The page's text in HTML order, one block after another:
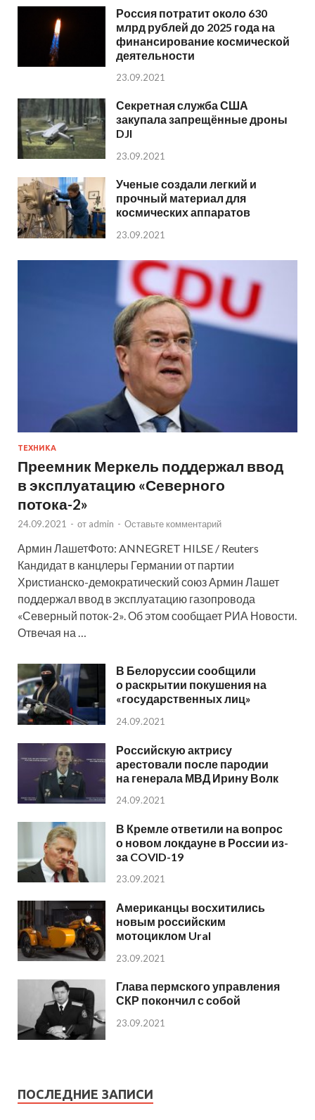
Россия потратит около 630
млрд рублей до 2025 года на
финансирование космической
деятельности
23.09.2021
Секретная служба США
закупала запрещённые дроны
DJI
23.09.2021
Ученые создали легкий и
прочный материал для
космических аппаратов
23.09.2021
ТЕХНИКА
Преемник Меркель поддержал ввод
в эксплуатацию «Северного
потока-2»
24.09.2021 - от admin - Оставьте комментарий
Армин ЛашетФото: ANNEGRET HILSE / Reuters
Кандидат в канцлеры Германии от партии
Христианско-демократический союз Армин Лашет
поддержал ввод в эксплуатацию газопровода
«Северный поток-2». Об этом сообщает РИА Новости.
Отвечая на …
В Белоруссии сообщили
о раскрытии покушения на
«государственных лиц»
24.09.2021
Российскую актрису
арестовали после пародии
на генерала МВД Ирину Волк
24.09.2021
В Кремле ответили на вопрос
о новом локдауне в России из-
за COVID-19
23.09.2021
Американцы восхитились
новым российским
мотоциклом Ural
23.09.2021
Глава пермского управления
СКР покончил с собой
23.09.2021
ПОСЛЕДНИЕ ЗАПИСИ